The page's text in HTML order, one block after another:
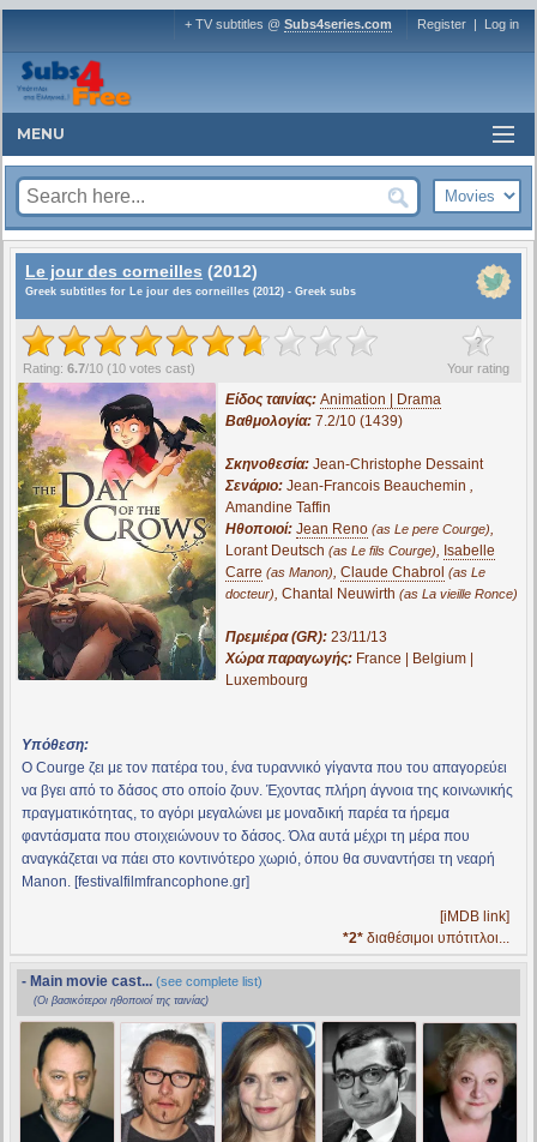
+ TV subtitles @ Subs4series.com Register | Log in
MENU
Le jour des corneilles (2012)
Greek subtitles for Le jour des corneilles (2012) - Greek subs
?
Your rating
Rating: 6.7/10 (10 votes cast)
Είδος ταινίας: Animation | Drama
Βαθμολογία: 7.2/10 (1439)
Σκηνοθεσία: Jean-Christophe Dessaint
Σενάριο: Jean-Francois Beauchemin ,
Amandine Taffin
Ηθοποιοί: Jean Reno (as Le pere Courge),
Lorant Deutsch (as Le fils Courge), Isabelle
Carre (as Manon), Claude Chabrol (as Le
docteur), Chantal Neuwirth (as La vieille Ronce)
Πρεμιέρα (GR): 23/11/13
Χώρα παραγωγής: France | Belgium |
Luxembourg
Υπόθεση:
Ο Courge ζει με τον πατέρα του, ένα τυραννικό γίγαντα που του απαγορεύει
να βγει από το δάσος στο οποίο ζουν. Έχοντας πλήρη άγνοια της κοινωνικής
πραγματικότητας, το αγόρι μεγαλώνει με μοναδική παρέα τα ήρεμα
φαντάσματα που στοιχειώνουν το δάσος. Όλα αυτά μέχρι τη μέρα που
αναγκάζεται να πάει στο κοντινότερο χωριό, όπου θα συναντήσει τη νεαρή
Manon. [festivalfilmfrancophone.gr]
[iMDB link]
*2* διαθέσιμοι υπότιτλοι...
- Main movie cast... (see complete list)
(Οι βασικότεροι ηθοποιοί της ταινίας)